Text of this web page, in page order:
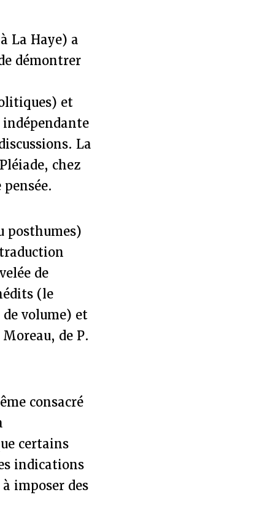
La Haye) a
démontrer
et
La
chez
posthumes)
de
(le
volume) et
de P.
consacré
certains
indications
imposer des